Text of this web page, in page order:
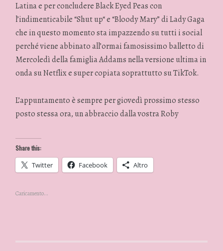
Latina e per concludere Black Eyed Peas con
l’indimenticabile “Shut up“ e “Bloody Mary” di Lady Gaga
che in questo momento sta impazzendo su tutti i social
perché viene abbinato all’ormai famosissimo balletto di
Mercoledì della famiglia Addams nella versione ultima in
onda su Netflix e super copiata soprattutto su TikTok.
L’appuntamento è sempre per giovedì prossimo stesso
posto stessa ora, un abbraccio dalla vostra Roby
Share this:
Twitter Facebook Altro
Caricamento...